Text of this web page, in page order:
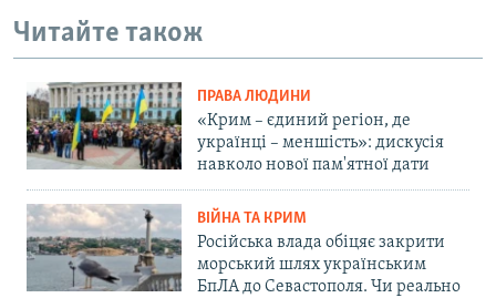
Читайте також
ПРАВА ЛЮДИНИ
«Крим – єдиний регіон, де
українці – меншість»: дискусія
навколо нової пам'ятної дати
ВІЙНА ТА КРИМ
Російська влада обіцяє закрити
морський шлях українським
БпЛА до Севастополя. Чи реально